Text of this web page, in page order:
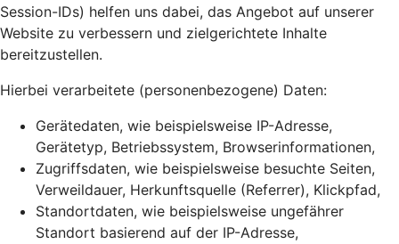
Session-IDs) helfen uns dabei, das Angebot auf unserer
Website zu verbessern und zielgerichtete Inhalte
bereitzustellen.
Hierbei verarbeitete (personenbezogene) Daten:
Gerätedaten, wie beispielsweise IP-Adresse,
Gerätetyp, Betriebssystem, Browserinformationen,
Zugriffsdaten, wie beispielsweise besuchte Seiten,
Verweildauer, Herkunftsquelle (Referrer), Klickpfad,
Standortdaten, wie beispielsweise ungefährer
Standort basierend auf der IP-Adresse,